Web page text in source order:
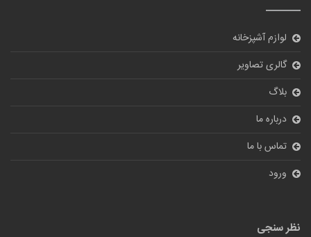
لوازم آشپزخانه
گالری تصاویر
بلاگ
درباره ما
تماس با ما
ورود
نظر سنجی